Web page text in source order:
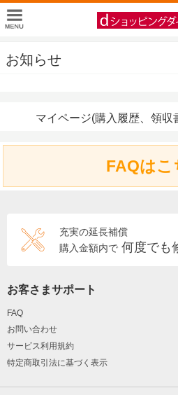
お知らせ
マイページ(購入履歴、領収
FAQはこ
充実の延長補償
購入金額内で 何度でも
お客さまサポート
FAQ
お問い合わせ
サービス利用規約
特定商取引法に基づく表示